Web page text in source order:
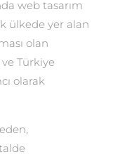
web tasarım
ülkede yer alan
olan
Türkiye
olarak